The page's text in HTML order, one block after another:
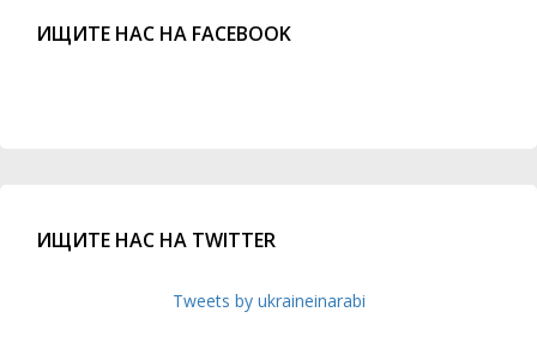
ИЩИТЕ НАС НА FACEBOOK
ИЩИТЕ НАС НА TWITTER
Tweets by ukraineinarabi